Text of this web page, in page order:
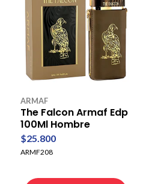
ARMAF
The Falcon Armaf Edp
100Ml Hombre
$25.800
ARMF208